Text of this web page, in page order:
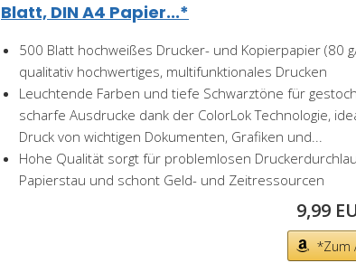
Blatt, DIN A4 Papier...*
500 Blatt hochweißes Drucker- und Kopierpapier (80
qualitativ hochwertiges, multifunktionales Drucken
Leuchtende Farben und tiefe Schwarztöne für
scharfe Ausdrucke dank der ColorLok Technologie,
Druck von wichtigen Dokumenten, Grafiken und...
Hohe Qualität sorgt für problemlosen
Papierstau und schont Geld- und Zeitressourcen
9,99
*Zum